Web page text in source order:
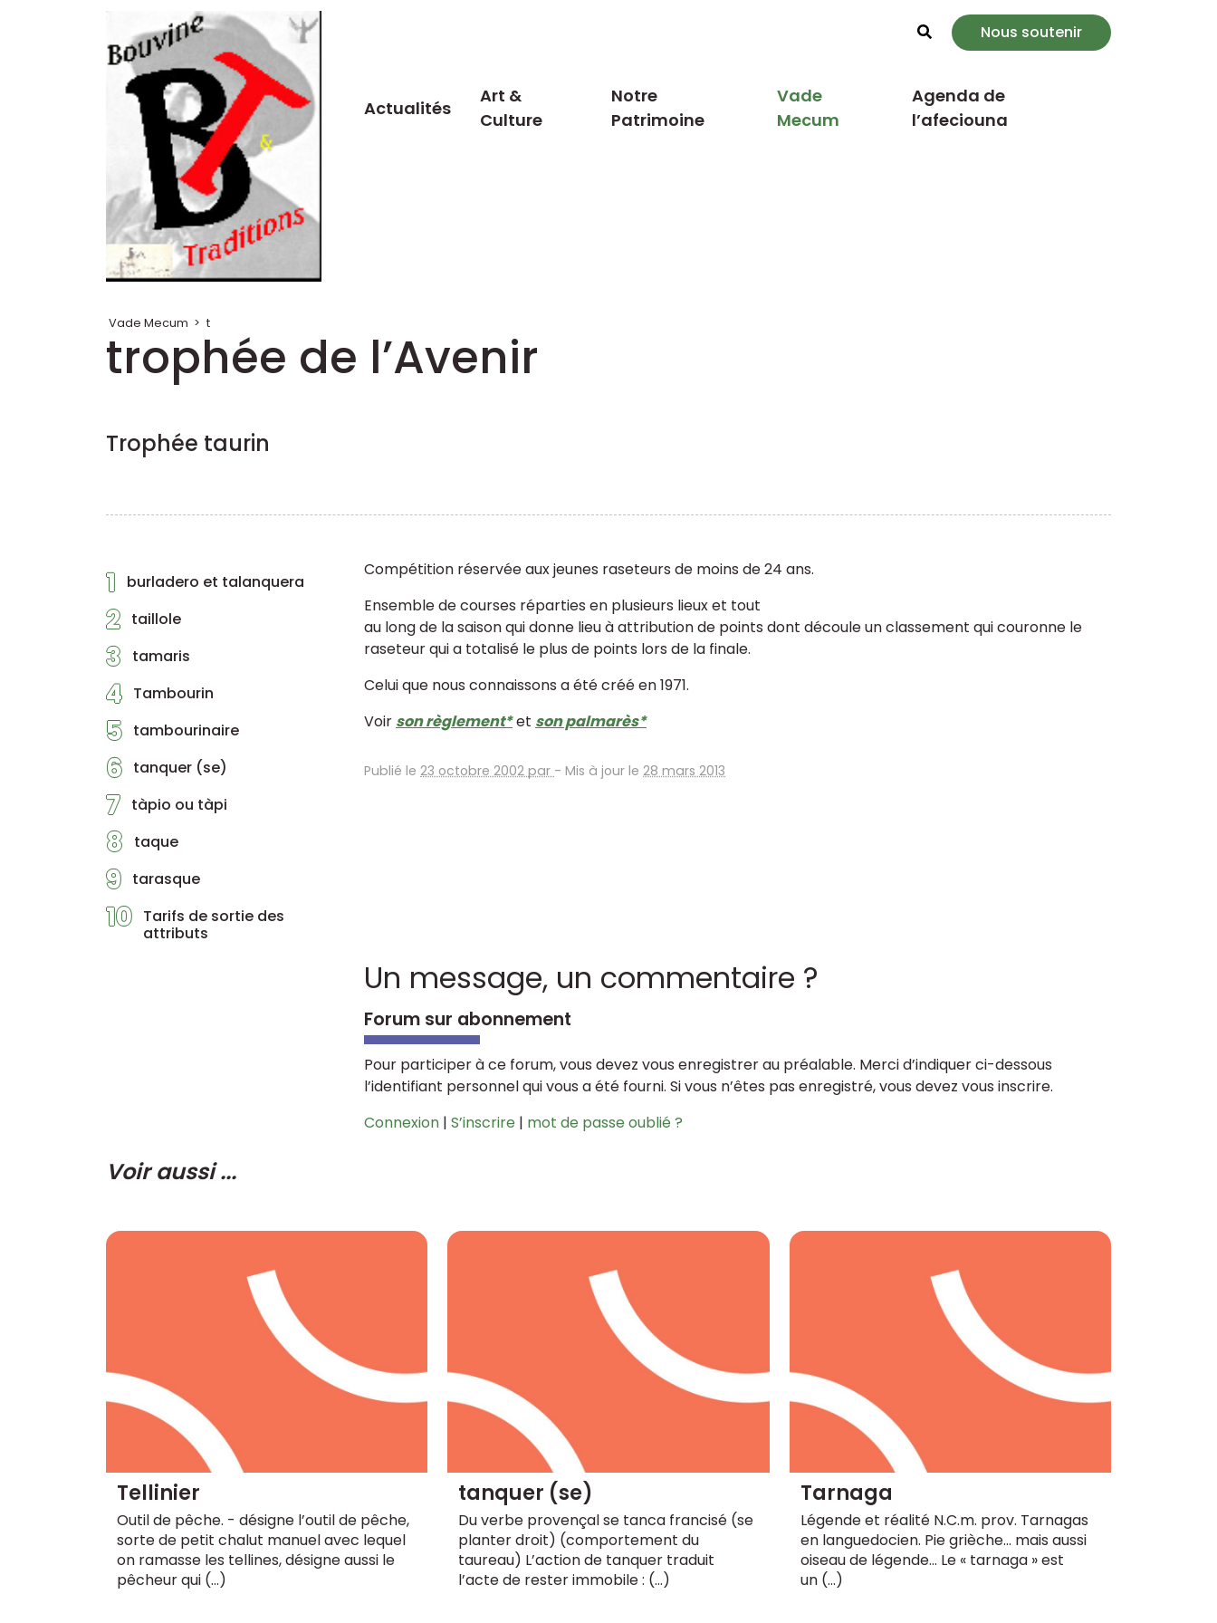
Rechercher
Nous soutenir
Actualités
Art &
Culture
Notre
Patrimoine
Vade
Mecum
Agenda de
l’afeciouna
Vade Mecum > t
trophée de l’Avenir
Trophée taurin
1 burladero et talanquera
2 taillole
3 tamaris
4 Tambourin
5 tambourinaire
6 tanquer (se)
7 tàpio ou tàpi
8 taque
9 tarasque
10 Tarifs de sortie des
attributs
Compétition réservée aux jeunes raseteurs de moins de 24 ans.
Ensemble de courses réparties en plusieurs lieux et tout
au long de la saison qui donne lieu à attribution de points dont découle un classement qui couronne le
raseteur qui a totalisé le plus de points lors de la finale.
Celui que nous connaissons a été créé en 1971.
Voir son règlement*et son palmarès*
Publié le 23 octobre 2002 par - Mis à jour le 28 mars 2013
Un message, un commentaire ?
Forum sur abonnement
Pour participer à ce forum, vous devez vous enregistrer au préalable. Merci d’indiquer ci-dessous
l’identifiant personnel qui vous a été fourni. Si vous n’êtes pas enregistré, vous devez vous inscrire.
Connexion | S’inscrire | mot de passe oublié ?
Voir aussi ...
Tellinier
Outil de pêche. - désigne l’outil de pêche,
sorte de petit chalut manuel avec lequel
on ramasse les tellines, désigne aussi le
pêcheur qui (…)
tanquer (se)
Du verbe provençal se tanca francisé (se
planter droit) (comportement du
taureau) L’action de tanquer traduit
l’acte de rester immobile : (…)
Tarnaga
Légende et réalité N.C.m. prov. Tarnagas
en languedocien. Pie grièche... mais aussi
oiseau de légende... Le « tarnaga » est
un (…)